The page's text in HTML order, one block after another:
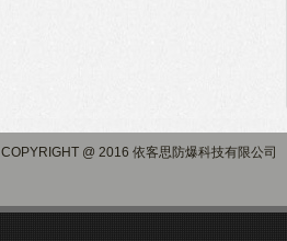
COPYRIGHT @ 2016 依客思防爆科技有限公司